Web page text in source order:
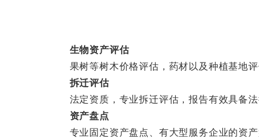
生物资产评估
果树等树木价格评估，药材以及种植基地评
拆迁评估
法定资质，专业拆迁评估，报告有效具备法
资产盘点
专业固定资产盘点、有大型服务企业的资产